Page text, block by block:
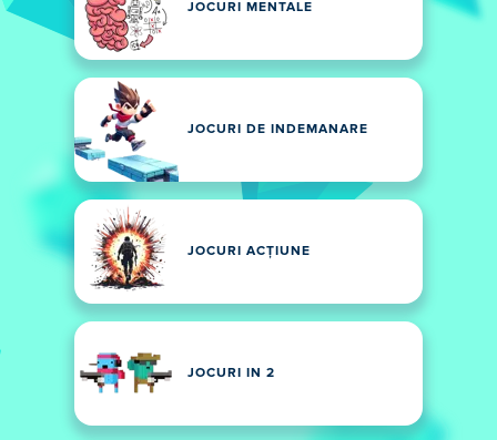
JOCURI MENTALE
JOCURI DE INDEMANARE
JOCURI ACȚIUNE
JOCURI IN 2